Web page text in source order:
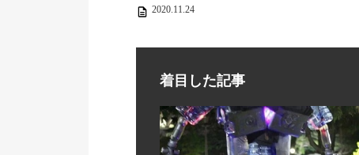
2020.11.24
着目した記事